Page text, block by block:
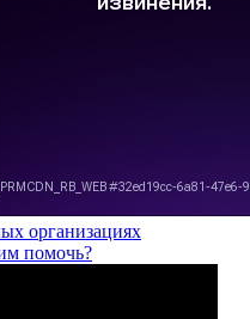
организациях
помочь?